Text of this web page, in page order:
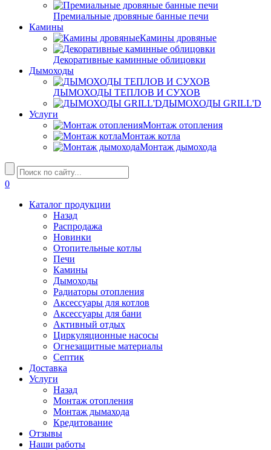
Премиальные дровяные банные печи
Камины
Камины дровяные
Декоративные каминные облицовки
Дымоходы
ДЫМОХОДЫ ТЕПЛОВ И СУХОВ
ДЫМОХОДЫ GRILL'D
Услуги
Монтаж отопления
Монтаж котла
Монтаж дымохода
0
Каталог продукции
Назад
Распродажа
Новинки
Отопительные котлы
Печи
Камины
Дымоходы
Радиаторы отопления
Аксессуары для котлов
Аксессуары для бани
Активный отдых
Циркуляционные насосы
Огнезащитные материалы
Септик
Доставка
Услуги
Назад
Монтаж отопления
Монтаж дымахода
Кредитование
Отзывы
Наши работы